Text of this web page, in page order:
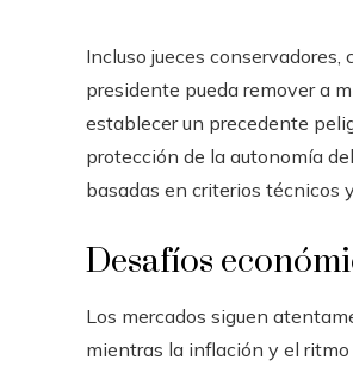
Incluso jueces
presidente pueda remover a
establecer un precedente
protección de la autonomía
basadas en criterios técnicos
Desafíos
Los mercados siguen
mientras la inflación y el